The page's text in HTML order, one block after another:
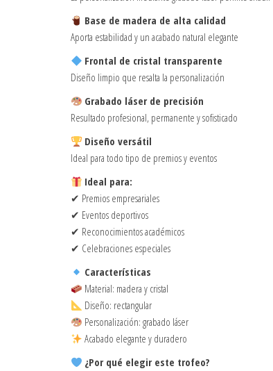
Base de madera de alta calidad
Aporta estabilidad y un acabado natural elegante
Frontal de cristal transparente
Diseño limpio que resalta la personalización
Grabado láser de precisión
Resultado profesional, permanente y sofisticado
Diseño versátil
Ideal para todo tipo de premios y eventos
Ideal para:
✔ Premios empresariales
✔ Eventos deportivos
✔ Reconocimientos académicos
✔ Celebraciones especiales
Características
Material: madera y cristal
Diseño: rectangular
Personalización: grabado láser
Acabado elegante y duradero
¿Por qué elegir este trofeo?